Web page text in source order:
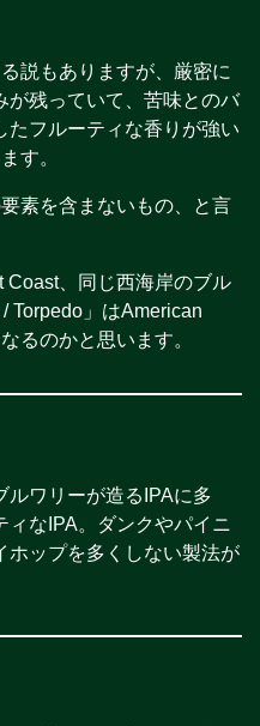
説もありますが、厳密に
が残っていて、苦味とのバ
たフルーティな香りが強い
す。
素を含まないもの、と言
Coast、同じ西海岸のブル
Torpedo」はAmerican
るのかと思います。
ルワリーが造るIPAに多
ィなIPA。ダンクやパイニ
ホップを多くしない製法が